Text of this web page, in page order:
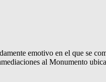
emotivo en el que se
al Monumento